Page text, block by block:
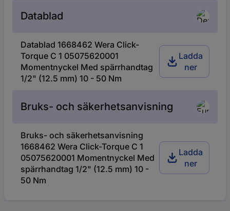
Datablad
Datablad 1668462 Wera Click-
Torque C 1 05075620001
Momentnyckel Med spärrhandtag
1/2" (12.5 mm) 10 - 50 Nm
Ladda
ner
Bruks- och säkerhetsanvisning
Bruks- och säkerhetsanvisning
1668462 Wera Click-Torque C 1
05075620001 Momentnyckel Med
spärrhandtag 1/2" (12.5 mm) 10 -
50 Nm
Ladda
ner